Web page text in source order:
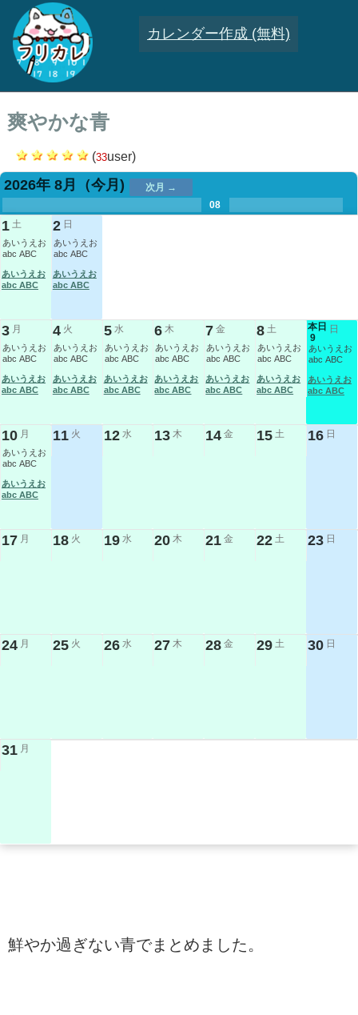
カレンダー作成 (無料)
爽やかな青
(33user)
2026年 8月 （今月)
次月 →
08
1 土
あいうえお
abc ABC
あいうえお
abc ABC
2 日
あいうえお
abc ABC
あいうえお
abc ABC
3 月
あいうえお
abc ABC
あいうえお
abc ABC
4 火
あいうえお
abc ABC
あいうえお
abc ABC
5 水
あいうえお
abc ABC
あいうえお
abc ABC
6 木
あいうえお
abc ABC
あいうえお
abc ABC
7 金
あいうえお
abc ABC
あいうえお
abc ABC
8 土
あいうえお
abc ABC
あいうえお
abc ABC
本日
9
日
あいうえお
abc ABC
あいうえお
abc ABC
10 月
あいうえお
abc ABC
あいうえお
abc ABC
11 火 12 水 13 木 14 金 15 土 16 日
17 月 18 火 19 水 20 木 21 金 22 土 23 日
24 月 25 火 26 水 27 木 28 金 29 土 30 日
31 月
鮮やか過ぎない青でまとめました。